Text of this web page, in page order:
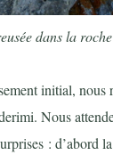
dans la roche
initial, nous
Nous
: d’abord